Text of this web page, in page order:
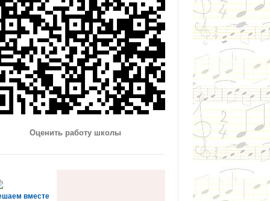
Оценить работу школы
вместе